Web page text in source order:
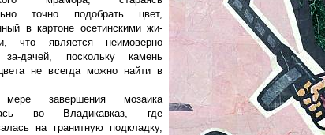
точно подобрать цвет,
в картоне осетинскими жи-
что является неимоверно
дачей, поскольку камень
не всегда можно найти в
завершения мозаика
во Владикавказ, где
на гранитную подкладку,